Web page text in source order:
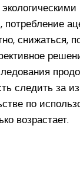
потребление
снижаться,
следить за
по
возрастает.